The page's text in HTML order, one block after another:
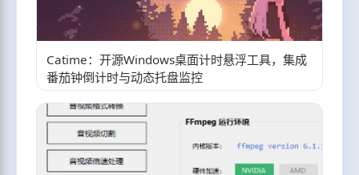
Catime：开源Windows桌面计时悬浮工具，集成
番茄钟倒计时与动态托盘监控